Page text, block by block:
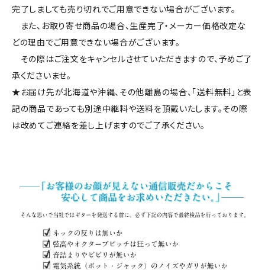
完了しましても売り切れでご用意できない場合がございます。
また、お取り寄せ商品の場合、生産完了・メーカー価格改定な
どの理由でご用意できない場合がございます。
その際はご注文をキャンセルさせていただきますので、予めご了
承くださいませ。
★お届け先が北海道や沖縄、その他離島の場合、「送料無料」と表
記の商品であっても別途中継料や送料を頂戴いたします。その際
は改めてご連絡を差し上げますのでご了承ください。